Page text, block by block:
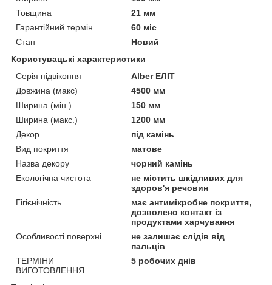
Товщина
21 мм
Гарантійний термін
60 міс
Стан
Новий
Користувацькі характеристики
Серія підвіконня
Alber ЕЛІТ
Довжина (макс)
4500 мм
Ширина (мін.)
150 мм
Ширина (макс.)
1200 мм
Декор
під камінь
Вид покриття
матове
Назва декору
чорний камінь
Екологічна чистота
не містить шкідливих для
здоров'я речовин
Гігієнічність
має антимікробне покриття,
дозволено контакт із
продуктами харчування
Особливості поверхні
не залишає слідів від
пальців
ТЕРМІНИ
ВИГОТОВЛЕННЯ
5 робочих днів